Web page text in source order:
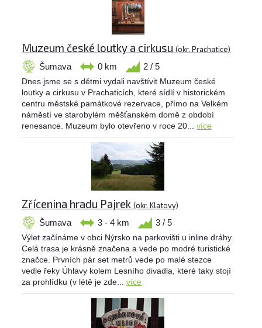
Muzeum české loutky a cirkusu(okr. Prachatice)
Šumava 0 km 2 / 5
Dnes jsme se s dětmi vydali navštívit Muzeum české
loutky a cirkusu v Prachaticích, které sídlí v historickém
centru městské památkové rezervace, přímo na Velkém
náměstí ve starobylém měšťanském domě z období
renesance. Muzeum bylo otevřeno v roce 20...více
Zřícenina hradu Pajrek(okr. Klatovy)
Šumava 3 - 4 km 3 / 5
Výlet začínáme v obci Nýrsko na parkovišti u inline dráhy.
Celá trasa je krásně značena a vede po modré turistické
značce. Prvních pár set metrů vede po malé stezce
vedle řeky Úhlavy kolem Lesního divadla, které taky stojí
za prohlídku (v létě je zde...více